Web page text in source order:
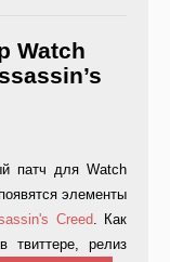
Watch
патч для Watch
элементы
Creed. Как
твиттере, релиз